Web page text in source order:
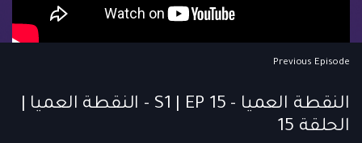
Previous Episode
النقطة العميا - S1 | EP 15 - النقطة العميا |
الحلقة 15